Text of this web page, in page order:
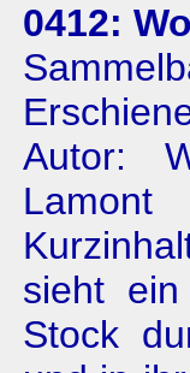
0412:
Autor:
Lamont
sieht
Stock